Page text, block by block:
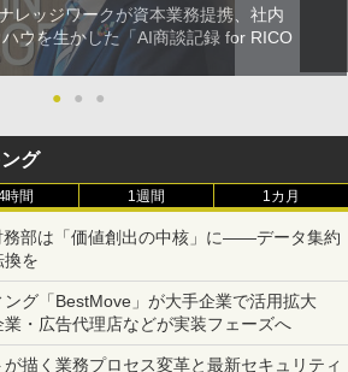
レッジワークが資本業務提携、社内
ウを生かした「AI商談記録 for RICO
●
● ●
グ
時間 1週間 1カ月
務部は「価値創出の中核」に――データ集約
換を
ング「BestMove」が大手企業で活用拡大
・広告代理店などが実装フェーズへ
描く業務プロセス変革と最新セキュリティ